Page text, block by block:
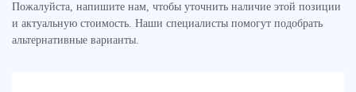
Пожалуйста, напишите нам, чтобы уточнить наличие этой позиции
и актуальную стоимость. Наши специалисты помогут подобрать
альтернативные варианты.